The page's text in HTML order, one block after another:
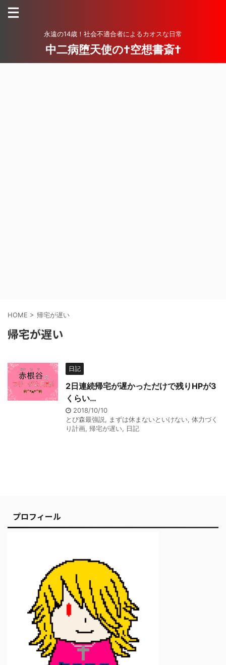
永遠の14歳！社会不適合者によるカオスな日常
中二病堕天使の†空想書斎†
HOME > 帰宅が遅い
帰宅が遅い
日記
2日連続帰宅が遅かっただけで残りHPが3
くらい…
2018/10/10
とび森最強説, まずは休まないといけない, 体力づく
り計画, 帰宅が遅い, 日記
プロフィール